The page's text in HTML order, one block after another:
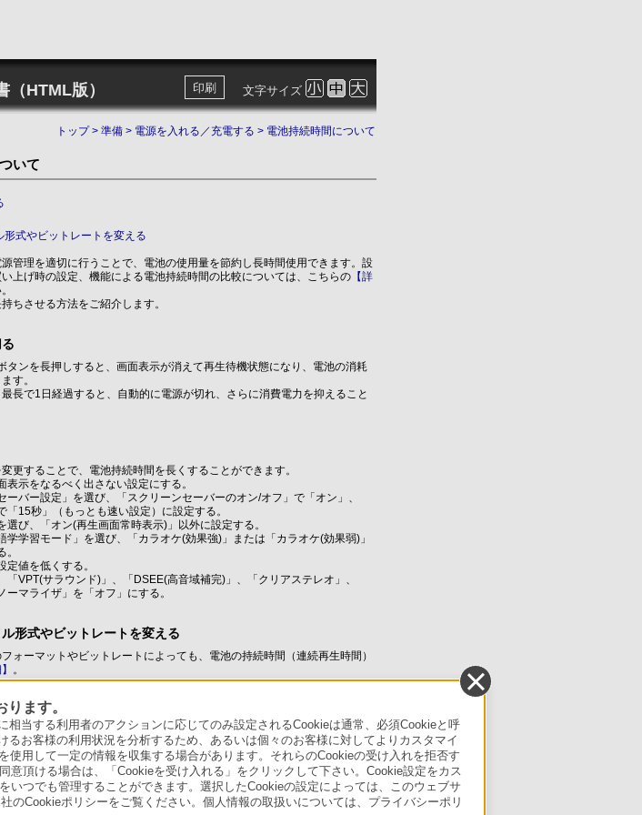
（HTML版） 文字サイズ
印刷
トップ> 準備 > 電源を入れる／充電する > 電池持続時間について
いて
形式やビットレートを変える
管理を適切に行うことで、電池の使用量を節約し長時間使用できます。設
上げ時の設定、機能による電池持続時間の比較については、こちらの 【詳
ちさせる方法をご紹介します。
タンを長押しすると、画面表示が消えて再生待機状態になり、電池の消耗
す。
長で1日経過すると、自動的に電源が切れ、さらに消費電力を抑えること
更することで、電池持続時間を長くすることができます。
表示をなるべく出さない設定にする。
ーバー設定」を選び、「スクリーンセーバーのオン/オフ」で「オン」、
「15秒」（もっとも速い設定）に設定する。
選び、「オン(再生画面常時表示)」以外に設定する。
学学習モード」を選び、「カラオケ(効果強)」または「カラオケ(効果弱)」
。
定値を低くする。
「VPT(サラウンド)」、「DSEE(高音域補完)」、「クリアステレオ」、
ーマライザ」を「オフ」にする。
形式やビットレートを変える
ォーマットやビットレートによっても、電池の持続時間（連続再生時間）
。
ページトップへ
ます。
当する利用者のアクションに応じてのみ設定されるCookieは通常、必須Cookieと呼
お客様の利用状況を分析するため、あるいは個々のお客様に対してよりカスタマイ
用して一定の情報を収集する場合があります。それらのCookieの受け入れを拒否す
頂ける場合は、「Cookieを受け入れる」をクリックして下さい。Cookie設定をカス
つでも管理することができます。選択したCookieの設定によっては、このウェブサ
Cookieポリシーをご覧ください。個人情報の取扱いについては、プライバシーポリ